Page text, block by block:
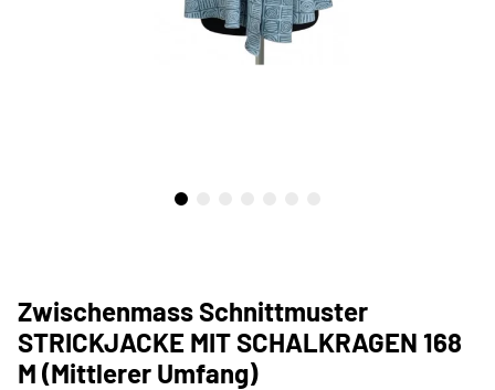
Zwischenmass Schnittmuster
STRICKJACKE MIT SCHALKRAGEN 168
M (Mittlerer Umfang)